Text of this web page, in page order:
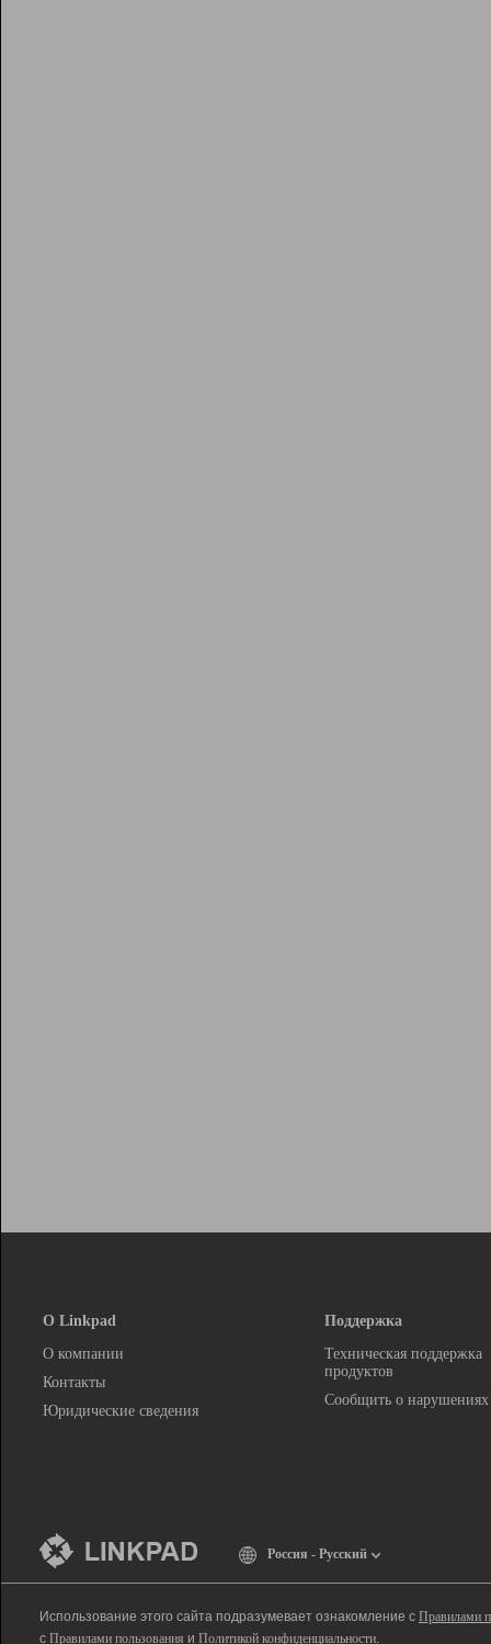
О Linkpad
О компании
Контакты
Юридические сведения
Поддержка
Техническая поддержка
продуктов
Сообщить о нарушениях
Россия - Русский
Использование этого сайта подразумевает ознакомление с Правилами
с Правилами пользования и Политикой конфиденциальности.